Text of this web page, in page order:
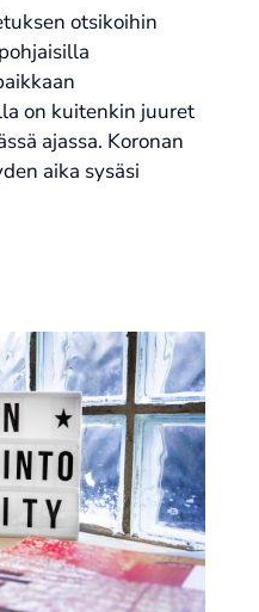
otsikoihin
on kuitenkin juuret
ajassa. Koronan
aika sysäsi